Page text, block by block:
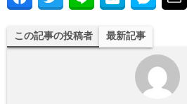
この記事の投稿者 最新記事